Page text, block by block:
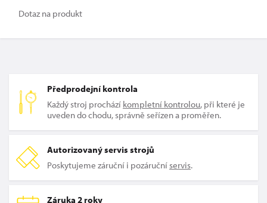
Dotaz na produkt
Předprodejní kontrola
Každý stroj prochází kompletní kontrolou, při které je
uveden do chodu, správně seřízen a proměřen.
Autorizovaný servis strojů
Poskytujeme záruční i pozáručníservis.
Záruka 2 roky